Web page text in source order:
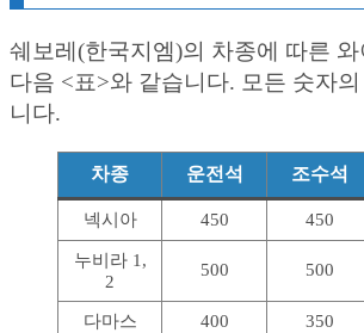
쉐보레(한국지엠)의 차종에 따른
다음 <표>와 같습니다. 모든 숫자의
니다.
차종 운전석 조수석
넥시아 450 450
누비라 1,
2
500 500
다마스 400 350